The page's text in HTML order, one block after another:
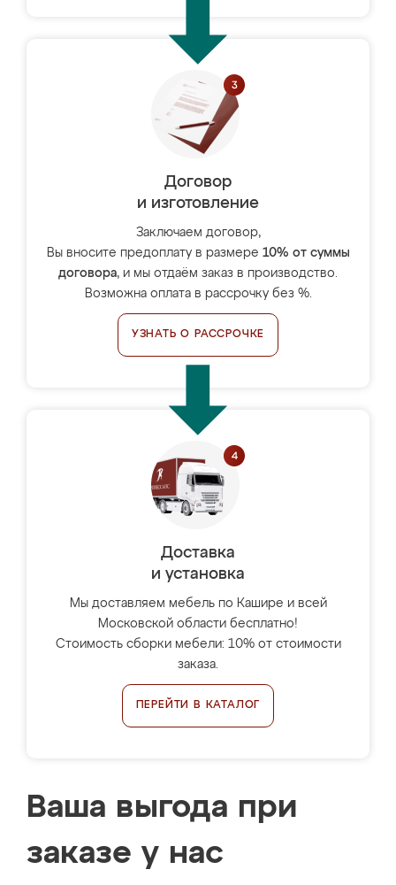
Договор
и изготовление
Заключаем договор,
Вы вносите предоплату в размере 10% от суммы
договора, и мы отдаём заказ в производство.
Возможна оплата в рассрочку без %.
УЗНАТЬ О РАССРОЧКЕ
Доставка
и установка
Мы доставляем мебель по Кашире и всей
Московской области бесплатно!
Стоимость сборки мебели: 10% от стоимости
заказа.
ПЕРЕЙТИ В КАТАЛОГ
Ваша выгода при
заказе у нас